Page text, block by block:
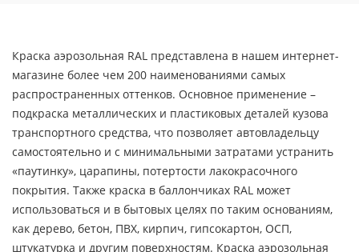
Краска аэрозольная RAL представлена в нашем интернет-
магазине более чем 200 наименованиями самых
распространенных оттенков. Основное применение –
подкраска металлических и пластиковых деталей кузова
транспортного средства, что позволяет автовладельцу
самостоятельно и с минимальными затратами устранить
«паутинку», царапины, потертости лакокрасочного
покрытия. Также краска в баллончиках RAL может
использоваться и в бытовых целях по таким основаниям,
как дерево, бетон, ПВХ, кирпич, гипсокартон, ОСП,
штукатурка и другим поверхностям. Краска аэрозольная